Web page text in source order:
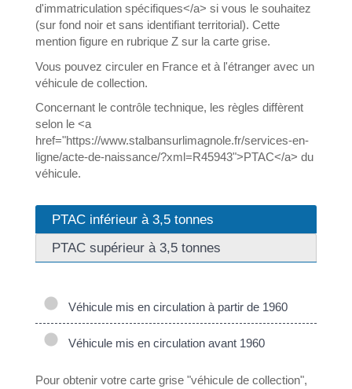
d'immatriculation spécifiques</a> si vous le souhaitez
(sur fond noir et sans identifiant territorial). Cette
mention figure en rubrique Z sur la carte grise.
Vous pouvez circuler en France et à l'étranger avec un
véhicule de collection.
Concernant le contrôle technique, les règles diffèrent
selon le <a
href="https://www.stalbansurlimagnole.fr/services-en-
ligne/acte-de-naissance/?xml=R45943">PTAC</a> du
véhicule.
PTAC inférieur à 3,5 tonnes
PTAC supérieur à 3,5 tonnes
Véhicule mis en circulation à partir de 1960
Véhicule mis en circulation avant 1960
Pour obtenir votre carte grise "véhicule de collection",